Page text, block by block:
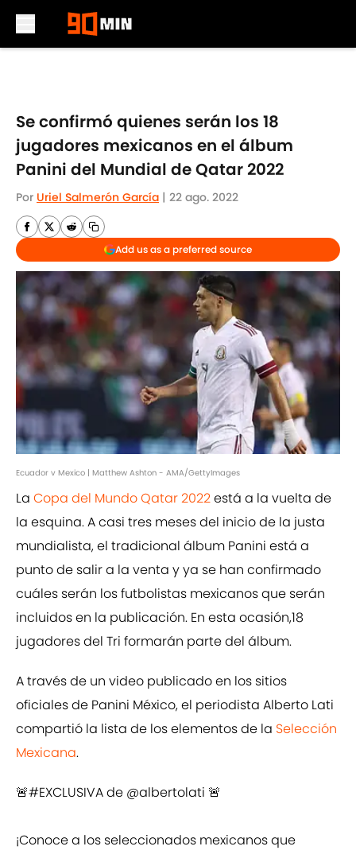
Se confirmó quienes serán los 18
jugadores mexicanos en el álbum
Panini del Mundial de Qatar 2022
Por Uriel Salmerón García | 22 ago. 2022
Add us as a preferred source
Ecuador v Mexico | Matthew Ashton - AMA/GettyImages
La Copa del Mundo Qatar 2022está a la vuelta de
la esquina. A casi tres meses del inicio de la justa
mundialista, el tradicional álbum Panini está a
punto de salir a la venta y ya se han confirmado
cuáles serán los futbolistas mexicanos que serán
incluidos en la publicación. En esta ocasión,18
jugadores del Tri formarán parte del álbum.
A través de un video publicado en los sitios
oficiales de Panini México, el periodista Alberto Lati
compartió la lista de los elementos de la Selección
Mexicana.
🚨#EXCLUSIVAde @albertolati 🚨
¡Conoce a los seleccionados mexicanos que